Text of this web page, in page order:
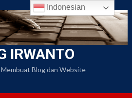
to
content
IRWANTO
Membuat Blog dan Website
Indonesian